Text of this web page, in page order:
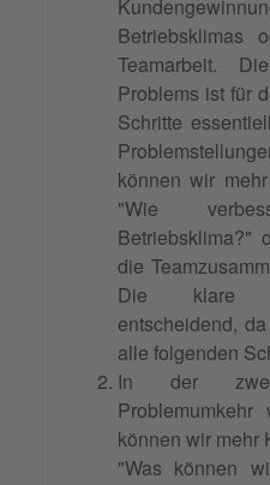
Betriebsklimas
Teamarbeit.
Problems ist für
Schritte
können wir
"Wie
Betriebsklima?"
die
Die klare
entscheidend,
alle folgenden
In der
können wir mehr
"Was können